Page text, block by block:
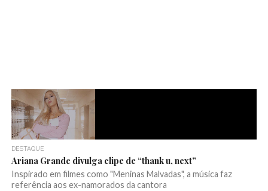
DESTAQUE
Ariana Grande divulga clipe de “thank u, next”
Inspirado em filmes como "Meninas Malvadas", a música faz
referência aos ex-namorados da cantora